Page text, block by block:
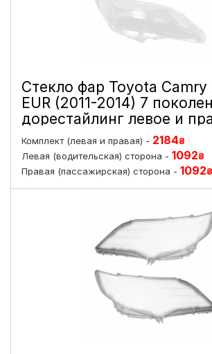
Стекло фар Toyota Camry
EUR (2011-2014) 7
дорестайлинг левое и
Комплект (левая и правая) - 2184₴
Левая (водительская) сторона - 1092₴
Правая (пассажирская) сторона - 1092₴